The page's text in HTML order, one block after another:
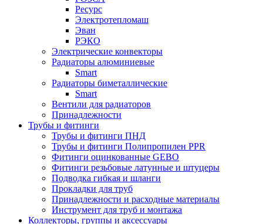
Ресурс
Электротепломаш
Эван
РЭКО
Электрические конвекторы
Радиаторы алюминиевые
Smart
Радиаторы биметаллические
Smart
Вентили для радиаторов
Принадлежности
Трубы и фитинги
Трубы и фитинги ПНД
Трубы и фитинги Полипропилен PPR
Фитинги оцинкованные GEBO
Фитинги резьбовые латунные и штуцеры
Подводка гибкая и шланги
Прокладки для труб
Принадлежности и расходные материалы
Инструмент для труб и монтажа
Коллекторы, группы и аксессуары